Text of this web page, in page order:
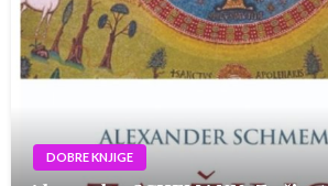
DOBRE KNJIGE